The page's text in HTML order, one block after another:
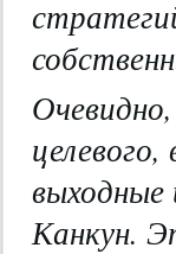
Канкун.